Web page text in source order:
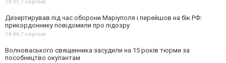
19:31,7 серпня
Дезертирував під час оборони Маріуполя і перейшов на бік РФ:
прикордоннику повідомили про підозру
14:44,7 серпня
Волноваського священника засудили на 15 років тюрми за
пособництво окупантам